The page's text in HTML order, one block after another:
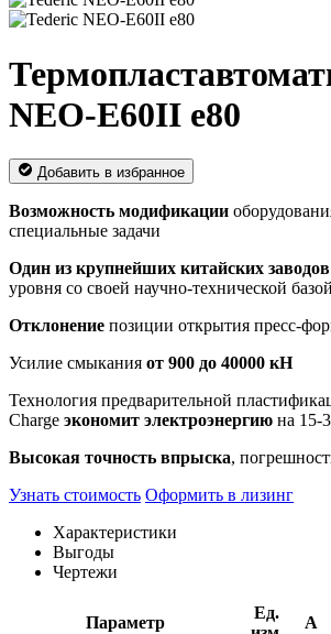
NEO-E60II e80
Добавить в избранное
Возможность модификации
специальные задачи
Один из крупнейших китайских заводов
уровня со своей научно-технической базой
Отклонение позиции открытия пресс-
Усилие смыкания от 900 до 40000 кН
Технология предварительной
Charge экономит электроэнергию на 15-
Высокая точность впрыска,
Узнать стоимость Оформить в лизинг
Характеристики
Выгоды
Чертежи
Параметр
Ед.
A